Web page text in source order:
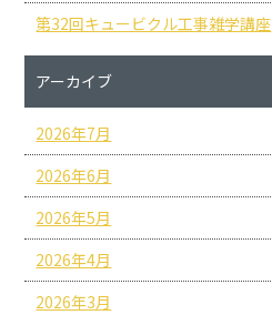
第32回キュービクル工事雑学講座
アーカイブ
2026年7月
2026年6月
2026年5月
2026年4月
2026年3月